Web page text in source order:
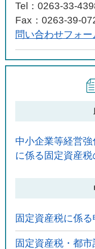
Tel：0263-33-
Fax：0263-39-
問い合わせフォー
中小企業等経営
に係る固定資産
固定資産税に係
固定資産税・都